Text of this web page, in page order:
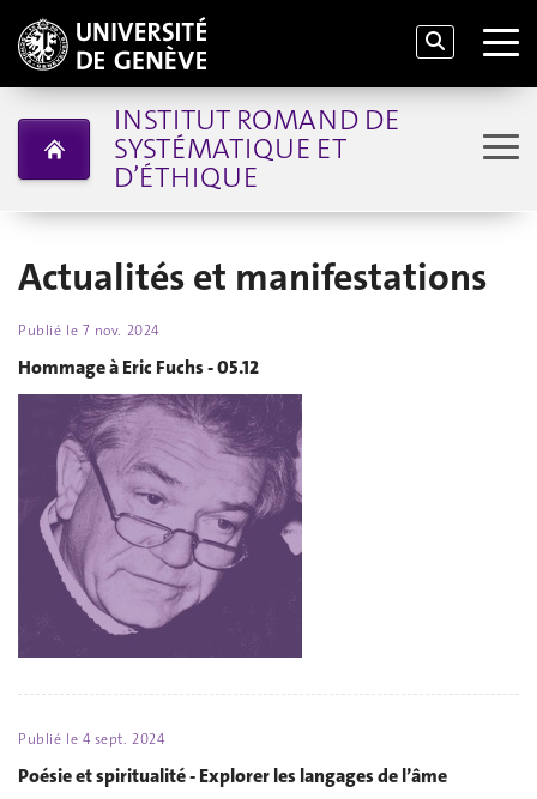
INSTITUT ROMAND DE
SYSTÉMATIQUE ET
D’ÉTHIQUE
Actualités et manifestations
Publié le 7 nov. 2024
Hommage à Eric Fuchs - 05.12
Publié le 4 sept. 2024
Poésie et spiritualité - Explorer les langages de l’âme